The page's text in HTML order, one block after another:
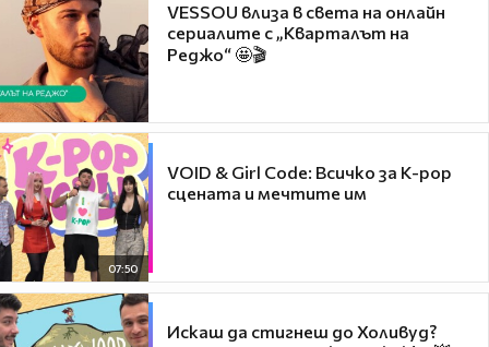
VESSOU влиза в света на онлайн
сериалите с „Кварталът на
Реджо“ 🤩🎬
07:50
VOID & Girl Code: Всичко за K-pop
сцената и мечтите им
Искаш да стигнеш до Холивуд?